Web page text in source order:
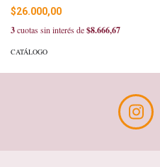
$26.000,00
3cuotas sin interés de$8.666,67
CATÁLOGO